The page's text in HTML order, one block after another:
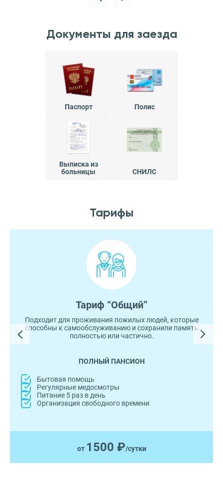
Документы для заезда
Паспорт Полис
Выписка из
больницы
СНИЛС
Тарифы
Тариф “Общий”
Подходит для проживания пожилых людей, которые
способны к самообслуживанию и сохранили память
полностью или частично.
ПОЛНЫЙ ПАНСИОН
Бытовая помощь
Регулярные медосмотры
Питание 5 раз в день
Организация свободного времени
от 1500 ₽/сутки